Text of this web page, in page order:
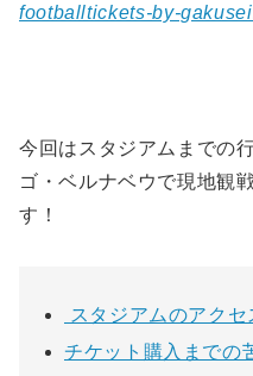
footballtickets-by-
今回はスタジアムまでの
ゴ・ベルナベウで現地観
す！
スタジアムのアクセ
チケット購入までの